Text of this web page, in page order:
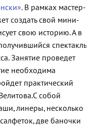
. В рамках мастер-
создать свой мини-
свою историю. А в
спектакль
Занятие проведет
необходима
практический
С собой
линеры, несколько
две баночки